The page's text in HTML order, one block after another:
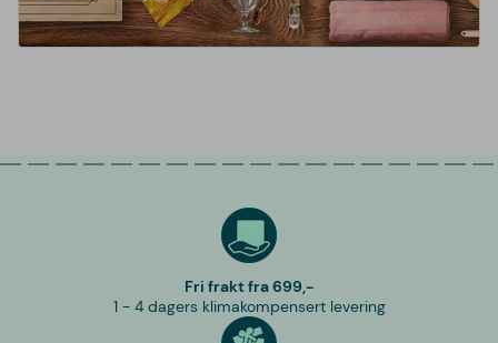
Fri frakt fra 699,-
1 - 4 dagers klimakompensert levering